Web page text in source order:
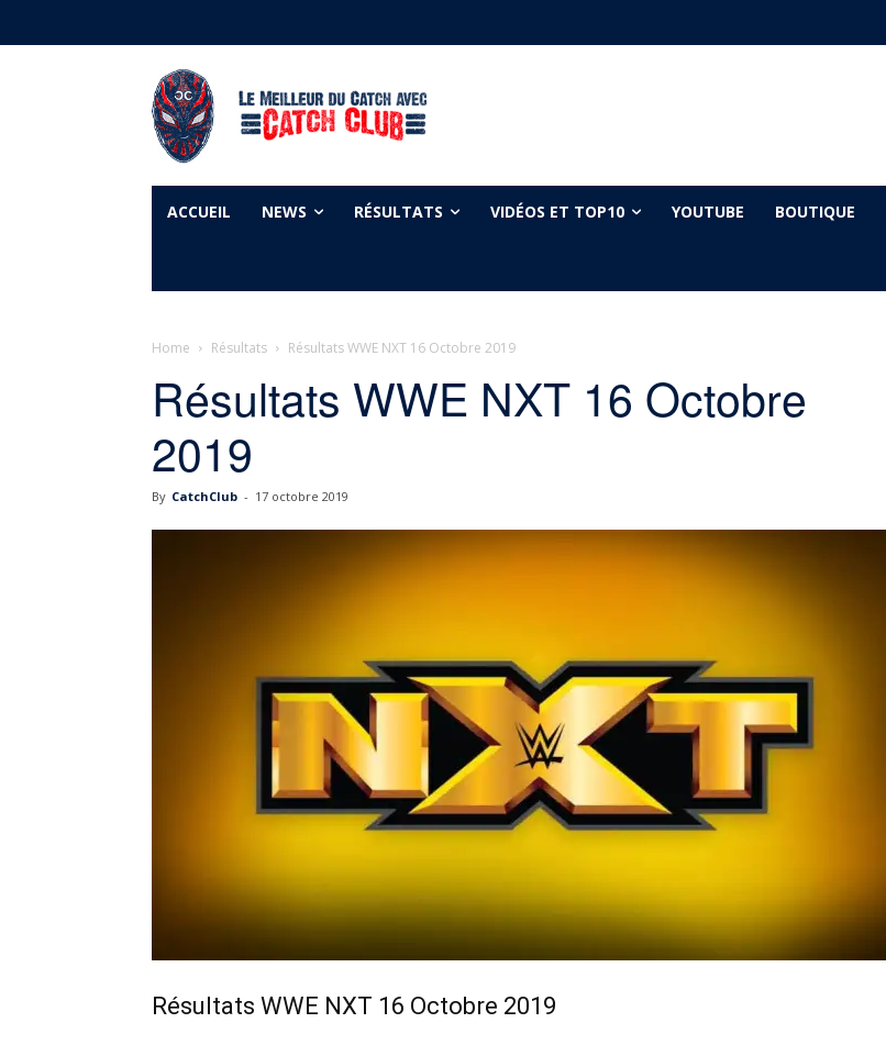
ACCUEIL NEWS RÉSULTATS VIDÉOS ET TOP10 YOUTUBE BOUTIQUE
Home Résultats Résultats WWE NXT 16 Octobre 2019
Résultats WWE NXT 16 Octobre
2019
By CatchClub - 17 octobre 2019
Résultats WWE NXT 16 Octobre 2019